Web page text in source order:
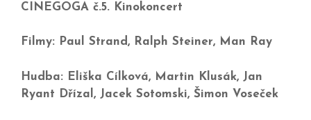
CINEGOGA č.5. Kinokoncert
Filmy: Paul Strand, Ralph Steiner, Man Ray
Hudba: Eliška Cílková, Martin Klusák, Jan
Ryant Dřízal, Jacek Sotomski, Šimon Voseček